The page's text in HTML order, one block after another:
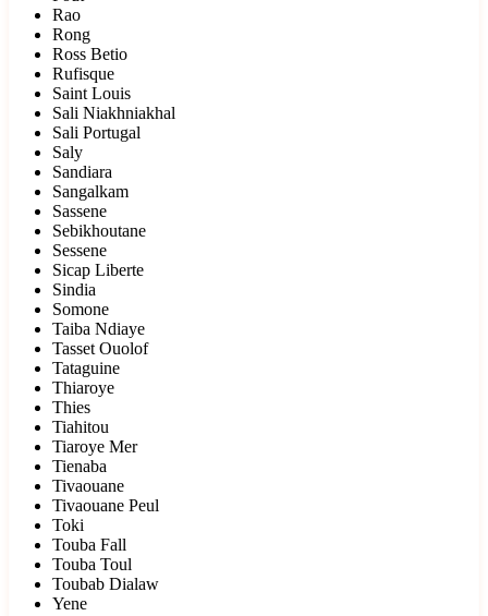
Rao
Rong
Ross Betio
Rufisque
Saint Louis
Sali Niakhniakhal
Sali Portugal
Saly
Sandiara
Sangalkam
Sassene
Sebikhoutane
Sessene
Sicap Liberte
Sindia
Somone
Taiba Ndiaye
Tasset Ouolof
Tataguine
Thiaroye
Thies
Tiahitou
Tiaroye Mer
Tienaba
Tivaouane
Tivaouane Peul
Toki
Touba Fall
Touba Toul
Toubab Dialaw
Yene